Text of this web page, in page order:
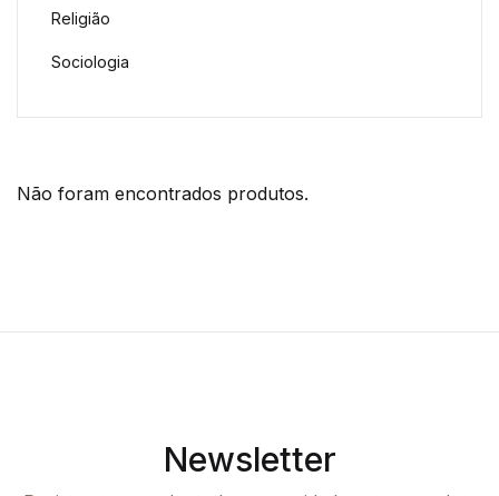
Não foram encontrados produtos.
Religião
Sociologia
Newsletter